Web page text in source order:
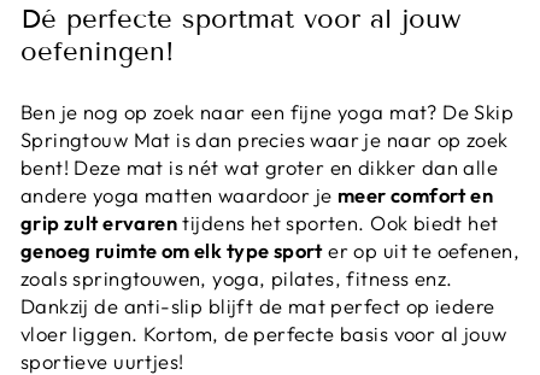
Dé perfecte sportmat voor al jouw
oefeningen!
Ben je nog op zoek naar een fijne yoga mat? De Skip
Springtouw Mat is dan precies waar je naar op zoek
bent! Deze mat is nét wat groter en dikker dan alle
andere yoga matten waardoor je meer comfort en
grip zult ervarentijdens het sporten. Ook biedt het
genoeg ruimte om elk type sporter op uit te oefenen,
zoals springtouwen, yoga, pilates, fitness enz.
Dankzij de anti-slip blijft de mat perfect op iedere
vloer liggen. Kortom, de perfecte basis voor al jouw
sportieve uurtjes!